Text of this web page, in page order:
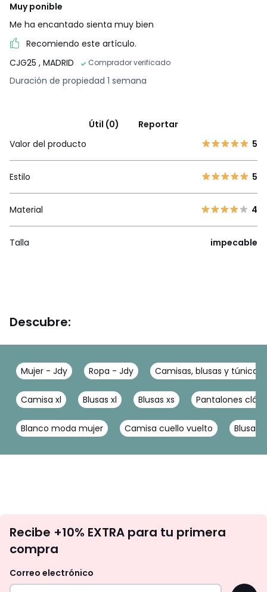
Muy ponible
Me ha encantado sienta muy bien
Recomiendo este artículo.
CJG25 , MADRID Comprador verificado
Duración de propiedad 1 semana
Útil (0)
Reportar
Valor del producto
5
Estilo 5
Material 4
Talla impecable
Descubre:
Mujer - Jdy Ropa - Jdy Camisas, blusas y túnicas
Camisa xl Blusas xl Blusas xs Pantalones
Blanco moda mujer Camisa cuello vuelto Blusa
te
tu
Recibe +10% EXTRA para tu primera
compra
Correo electrónico